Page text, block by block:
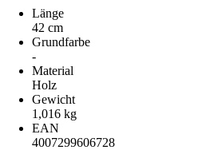
Länge
42 cm
Grundfarbe
-
Material
Holz
Gewicht
1,016 kg
EAN
4007299606728